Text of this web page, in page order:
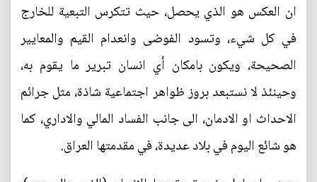
ان العكس هو الذي يحصل، حيث تتكرس التبعية للخارج
في كل شيء، وتسود الفوضى وانعدام القيم والمعايير
الصحيحة، ويكون بامكان أي انسان تبرير ما يقوم به،
وحينئذ لا نستبعد بروز ظواهر اجتماعية شاذة، مثل جرائم
الاحداث او الادمان، الى جانب الفساد المالي والاداري، كما
هو شائع اليوم في بلاد عديدة، في مقدمتها العراق.